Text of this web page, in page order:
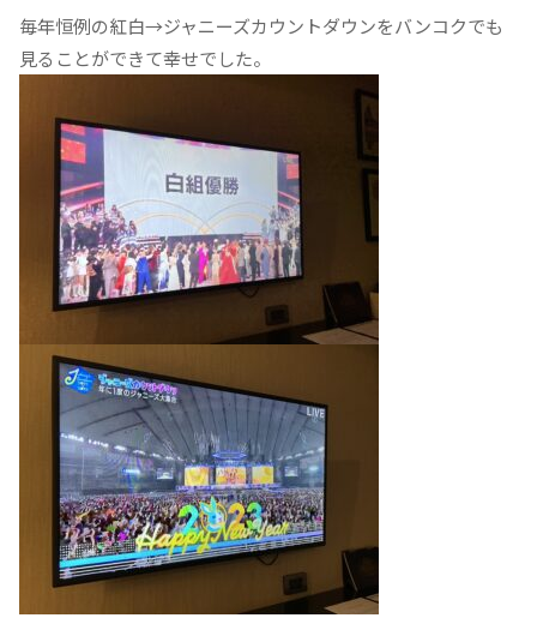
毎年恒例の紅白→ジャニーズカウントダウンをバンコクでも
見ることができて幸せでした。